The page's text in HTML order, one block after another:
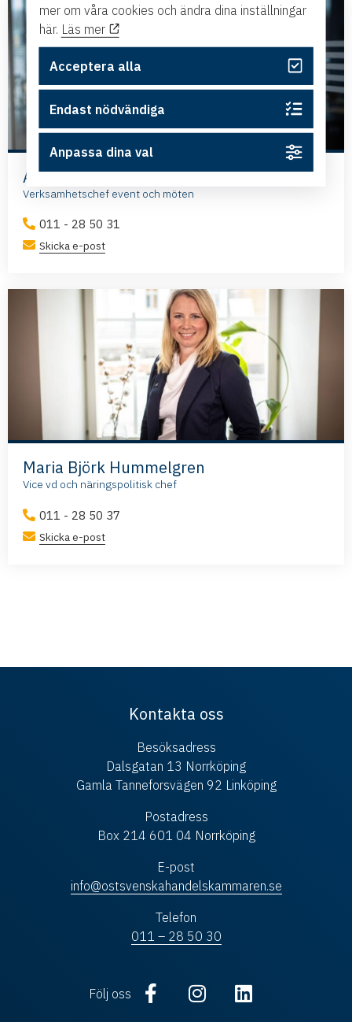
Annika Bornström
Verksamhetschef event och möten
011 - 28 50 31
Skicka e-post
Maria Björk Hummelgren
Vice vd och näringspolitisk chef
011 - 28 50 37
Skicka e-post
Kontakta oss
Besöksadress
Dalsgatan 13 Norrköping
Gamla Tanneforsvägen 92 Linköping
Postadress
Box 214 601 04 Norrköping
E-post
info@ostsvenskahandelskammaren.se
Telefon
011 – 28 50 30
Följ oss
mer om våra cookies och ändra dina inställningar
här. Läs mer
Acceptera alla
Endast nödvändiga
Anpassa dina val